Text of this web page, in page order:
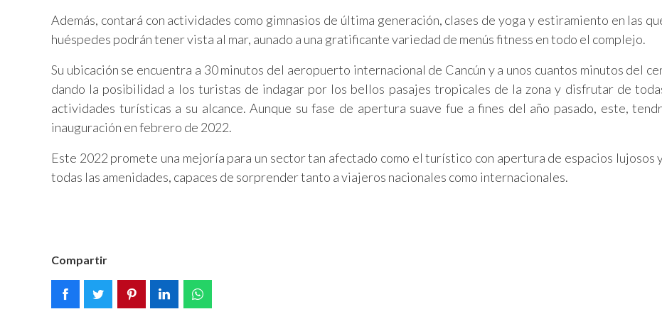
Además, contará con actividades como gimnasios de última generación, clases de yoga y estiramiento en las
huéspedes podrán tener vista al mar, aunado a una gratificante variedad de menús fitness en todo el complejo.
Su ubicación se encuentra a 30 minutos del aeropuerto internacional de Cancún y a unos cuantos minutos del
dando la posibilidad a los turistas de indagar por los bellos pasajes tropicales de la zona y disfrutar de
actividades turísticas a su alcance. Aunque su fase de apertura suave fue a fines del año pasado, este,
inauguración en febrero de 2022.
Este 2022 promete una mejoría para un sector tan afectado como el turístico con apertura de espacios lujosos
todas las amenidades, capaces de sorprender tanto a viajeros nacionales como internacionales.
Compartir